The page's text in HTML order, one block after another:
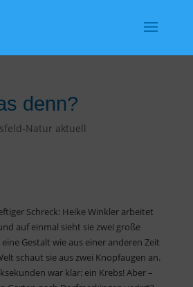
denn?
Natur aktuell
Schreck: Heike Winkler arbeitet
auf einmal sieht sie zwei große
Gestalt wie aus einer anderen Zeit
schaut sie aus zwei Knopfaugen an.
war klar: ein Krebs! Aber –